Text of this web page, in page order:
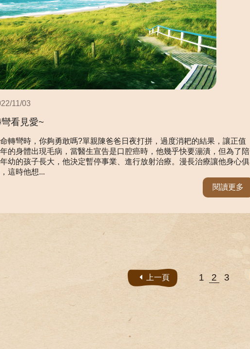
11/03
看見愛~
轉彎時，你夠勇敢嗎?單親陳爸爸日夜打拼，過度消耙的結果，讓正值
的身體出現毛病，當醫生宣告是口腔癌時，他幾乎快要漰潰，但為了陪
幼的孩子長大，他決定暫停事業、進行放射治療。漫長治療讓他身心俱
這時他想...
閱讀更多
上一頁 1 2 3